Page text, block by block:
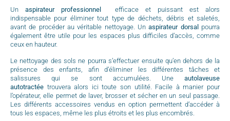
Un aspirateur professionnel
efficace et puissant est alors
indispensable pour éliminer tout type de déchets, débris et saletés,
avant de procéder au véritable nettoyage. Unaspirateur dorsal pourra
également être utile pour les espaces plus difficiles d’accès, comme
ceux en hauteur.
Le nettoyage des sols ne pourra s’effectuer ensuite qu’en dehors de la
présence des enfants, afin d’éliminer les différentes tâches et
salissures qui se sont accumulées. Une autolaveuse
autotractée trouvera alors ici toute son utilité. Facile à manier pour
l’opérateur, elle permet de laver, brosser et sécher en un seul passage.
Les différents accessoires vendus en option permettent d’accéder à
tous les espaces, même les plus étroits et les plus encombrés.